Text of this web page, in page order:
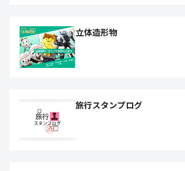
立体造形物
旅行スタンプログ